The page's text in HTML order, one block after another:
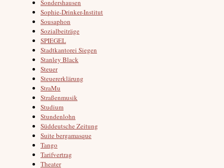
Sondershausen
Sophie-Drinker-Institut
Sousaphon
Sozialbeiträge
SPIEGEL
Stadtkantorei Siegen
Stanley Black
Steuer
Steuererklärung
StraMu
Straßenmusik
Studium
Stundenlohn
Süddeutsche Zeitung
Suite bergamasque
Tango
Tarifvertrag
Theater